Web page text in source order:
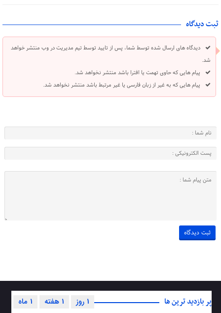
ثبت دیدگاه
دیدگاه های ارسال شده توسط شما، پس از تایید توسط تیم مدیریت در وب منتشر خواهد
شد.
پیام هایی که حاوی تهمت یا افترا باشد منتشر نخواهد شد.
پیام هایی که به غیر از زبان فارسی یا غیر مرتبط باشد منتشر نخواهد شد.
پر بازدید ترین ها 1 ماه 1 هفته 1 روز